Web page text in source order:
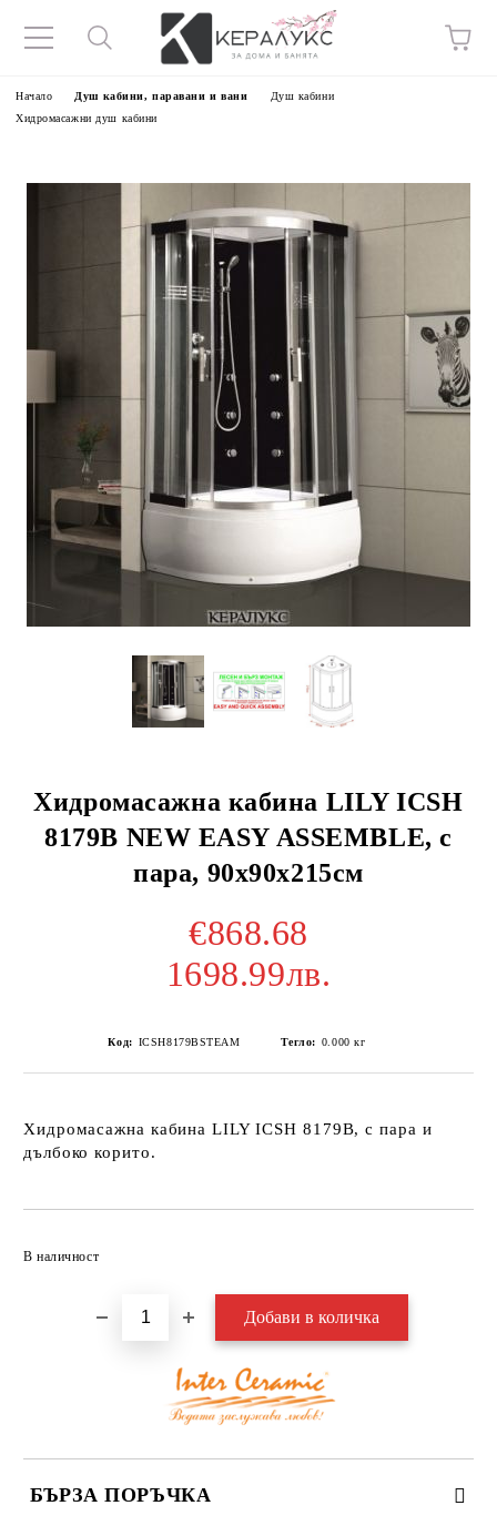
Начало Душ кабини, паравани и вани
Душ кабини
Хидромасажни душ кабини
Хидромасажна кабина LILY ICSH
8179B NEW EASY ASSEMBLE, с
пара, 90х90х215см
€868.68
1698.99лв.
Код: ICSH8179BSTEAM Тегло: 0.000 кг
Хидромасажна кабина LILY ICSH 8179B, с пара и
дълбоко корито.
В наличност
БЪРЗА ПОРЪЧКА